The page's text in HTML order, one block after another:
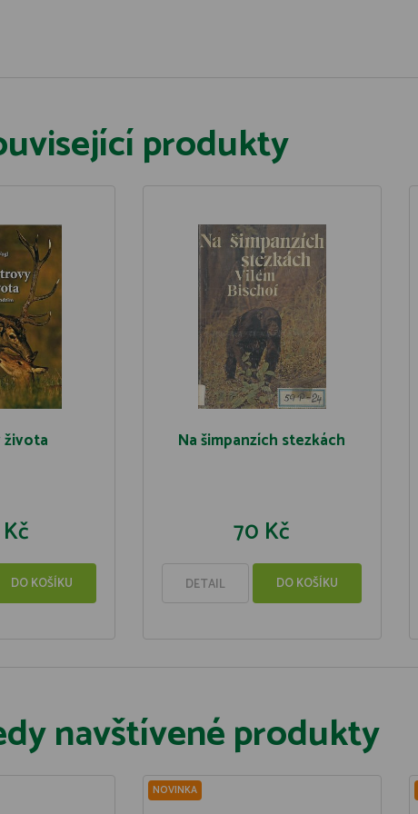
produkty
DO KOŠÍKU
Na šimpanzích stezkách
70 Kč
DETAIL DO KOŠÍKU
navštívené produkty
NOVINKA